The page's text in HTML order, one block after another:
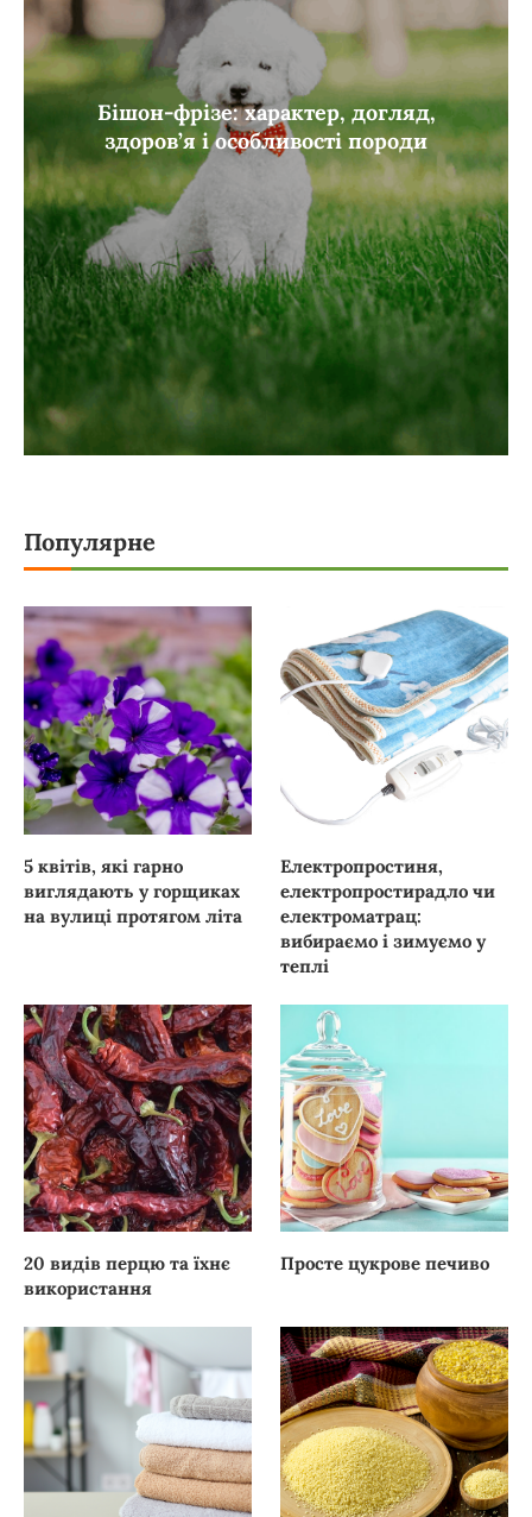
Бішон-фрізе: характер, догляд,
здоров’я і особливості породи
Популярне
5 квітів, які гарно
виглядають у горщиках
на вулиці протягом літа
Електропростиня,
електропростирадло чи
електроматрац:
вибираємо і зимуємо у
теплі
20 видів перцю та їхнє
використання
Просте цукрове печиво